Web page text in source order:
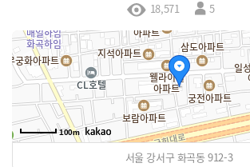
18,571 5
100m
서울 강서구 화곡동 912-3